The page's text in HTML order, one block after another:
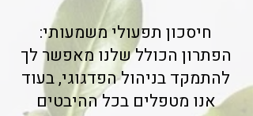
חיסכון תפעולי משמעותי:
הפתרון הכולל שלנו מאפשר לך
להתמקד בניהול הפדגוגי, בעוד
אנו מטפלים בכל ההיבטים